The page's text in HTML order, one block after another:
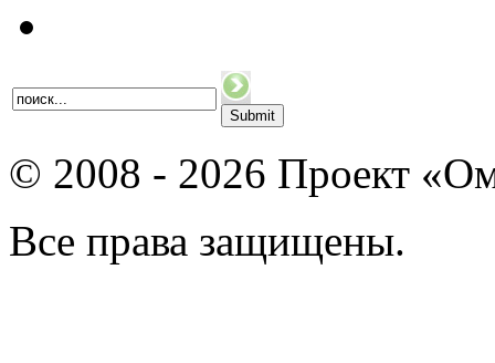
© 2008 - 2026 Проект
Все права защищены.